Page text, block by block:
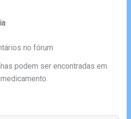
no fórum
podem ser encontradas em